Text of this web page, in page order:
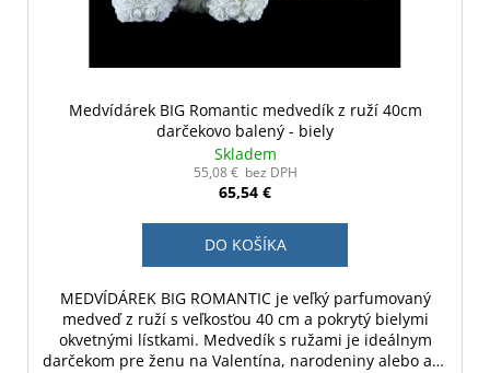
Medvídárek BIG Romantic medvedík z ruží 40cm
darčekovo balený - biely
Skladem
55,08 € bez DPH
65,54 €
DO KOŠÍKA
MEDVÍDÁREK BIG ROMANTIC je veľký parfumovaný
medveď z ruží s veľkosťou 40 cm a pokrytý bielymi
okvetnými lístkami. Medvedík s ružami je ideálnym
darčekom pre ženu na Valentína, narodeniny alebo ako